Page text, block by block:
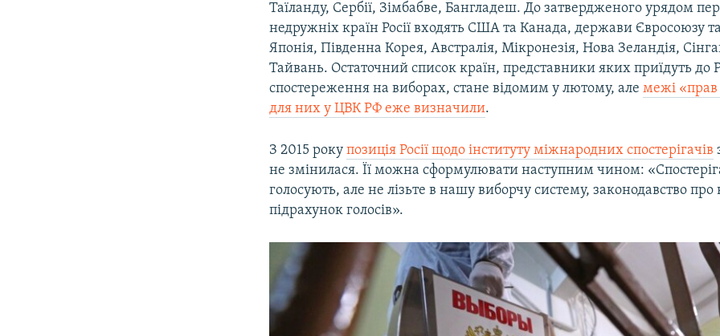
Таїланду, Сербії, Зімбабве, Бангладеш. До затвердженого урядом
недружніх країн Росії входять США та Канада, держави Євросоюзу
Японія, Південна Корея, Австралія, Мікронезія, Нова Зеландія,
Тайвань. Остаточний список країн, представники яких приїдуть до
спостереження на виборах, стане відомим у лютому, алемежі «прав
для них у ЦВК РФ еже визначили.
З 2015 рокупозиція Росії щодо інституту міжнародних спостерігачів
не змінилася. Її можна сформулювати наступним чином:
голосують, але не лізьте в нашу виборчу систему, законодавство про
підрахунок голосів».